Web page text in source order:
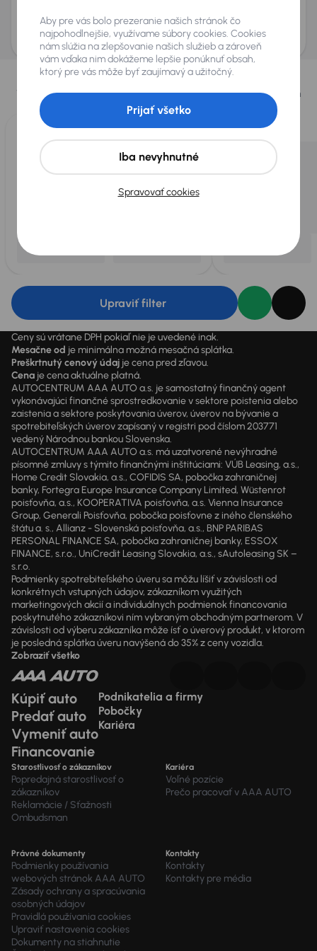
AURES Holdings a.s., so sídlom Dopravákov 874/15, Čimice, 184 00 Praha 8 bude
uchovávať a spracovávať vaše osobné údaje v súlade so zásadami ochrany a
spracovania osobných údajov.
Vybrali sme pre vás
Vyberáme pre vás tienajlepšie vozidláz našej ponuky. Každý deň
pre vás vykúpimeaž 400 vozidiel
Upraviť filter
Ceny sú vrátane DPH pokiaľ nie je uvedené inak.
Mesačne od je minimálna možná mesačná splátka.
Preškrtnutý cenový údaj je cena pred zľavou.
Cena je cena aktuálne platná.
AUTOCENTRUM AAA AUTO a.s. je samostatný finančný agent
vykonávajúci finančné sprostredkovanie v sektore poistenia alebo
zaistenia a sektore poskytovania úverov, úverov na bývanie a
spotrebiteľských úverov zapísaný v registri pod číslom 203771
vedený Národnou bankou Slovenska.
AUTOCENTRUM AAA AUTO a.s. má uzatvorené nevýhradné
písomné zmluvy s týmito finančnými inštitúciami: VÚB Leasing, a.s.,
Home Credit Slovakia, a.s., COFIDIS SA, pobočka zahraničnej
banky, Fortegra Europe Insurance Company Limited, Wüstenrot
poisťovňa, a.s., KOOPERATIVA poisťovňa, a.s. Vienna Insurance
Group, Generali Poisťovňa, pobočka poisťovne z iného členského
štátu a. s., Allianz - Slovenská poisťovňa, a.s., BNP PARIBAS
PERSONAL FINANCE SA, pobočka zahraničnej banky, ESSOX
FINANCE, s.r.o., UniCredit Leasing Slovakia, a.s., sAutoleasing SK –
s.r.o.
Podmienky spotrebiteľského úveru sa môžu líšiť v závislosti od
konkrétnych vstupných údajov, zákazníkom využitých
marketingových akcií a individuálnych podmienok financovania
poskytnutého zákazníkovi ním vybraným obchodným partnerom. V
závislosti od výberu zákazníka môže ísť o úverový produkt, v ktorom
je posledná splátka úveru navýšená do 35% z ceny vozidla.
Zobraziť všetko
Kúpiť auto
Predať auto
Vymeniť auto
Financovanie
Podnikatelia a firmy
Pobočky
Kariéra
Starostlivosť o zákazníkov
Popredajná starostlivosť o
zákazníkov
Reklamácie / Sťažnosti
Ombudsman
Kariéra
Voľné pozície
Prečo pracovať v AAA AUTO
Právné dokumenty
Podmienky používania
webových stránok AAA AUTO
Zásady ochrany a spracúvania
osobných údajov
Pravidlá používania cookies
Upraviť nastavenia cookies
Dokumenty na stiahnutie
Kontakty
Kontakty
Kontakty pre média
Aby pre vás bolo prezeranie našich stránok čo
najpohodlnejšie, využívame súbory cookies. Cookies
nám slúžia na zlepšovanie našich služieb a zároveň
vám vďaka nim dokážeme lepšie ponúknuť obsah,
ktorý pre vás môže byť zaujímavý a užitočný.
Spravovať cookies
Iba nevyhnutné
Prijať všetko